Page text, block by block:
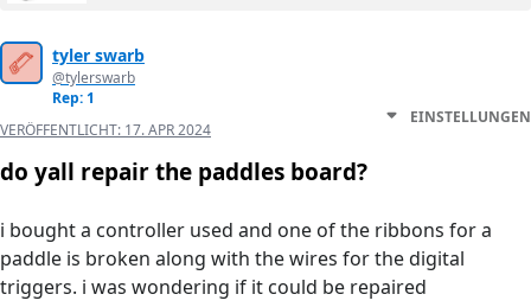
tyler swarb
@tylerswarb
Rep: 1
VERÖFFENTLICHT: 17. APR 2024
EINSTELLUNGEN
do yall repair the paddles board?
i bought a controller used and one of the ribbons for a
paddle is broken along with the wires for the digital
triggers. i was wondering if it could be repaired